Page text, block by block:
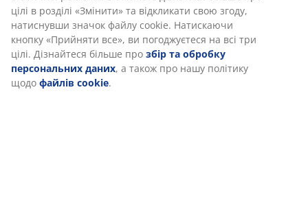
Відгуки
(0)
Коли ви даєте згоду на Маркетингові файли cookie, ми
ділимося вашими даними перегляду з маркетинговими
партнерами (наприклад, Google, Meta та TikTok) для
показу персоналізованої та статичної реклами. Ви
можете дізнатися більше про цілі в розділі «Змінити» та
відкликати свою згоду, натиснувши значок файлу cookie.